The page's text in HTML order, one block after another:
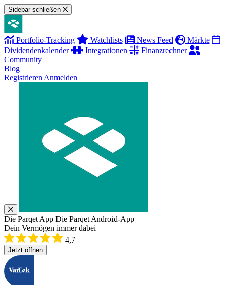
Sidebar schließen
Portfolio-Tracking Watchlists News Feed
Märkte
Dividendenkalender
Integrationen
Finanzrechner
Community
Blog
Registrieren Anmelden
Die Parqet App Die Parqet Android-App
Dein Vermögen immer dabei
4,7
Jetzt öffnen